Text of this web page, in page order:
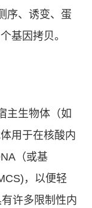
序、诱变、蛋
基因拷贝。
主生物体（如
用于在核酸内
（或基
，以便轻
许多限制性内